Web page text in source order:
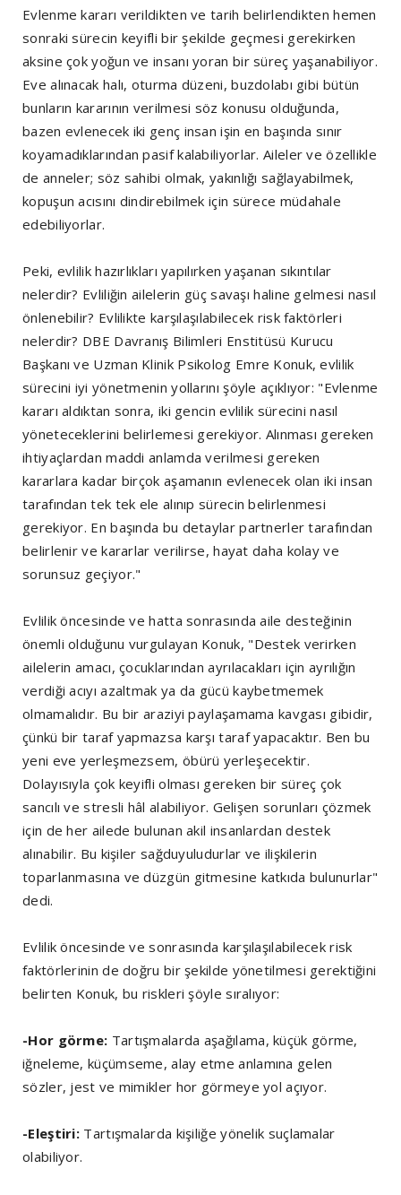
Evlenme kararı verildikten ve tarih belirlendikten hemen
sonraki sürecin keyifli bir şekilde geçmesi gerekirken
aksine çok yoğun ve insanı yoran bir süreç yaşanabiliyor.
Eve alınacak halı, oturma düzeni, buzdolabı gibi bütün
bunların kararının verilmesi söz konusu olduğunda,
bazen evlenecek iki genç insan işin en başında sınır
koyamadıklarından pasif kalabiliyorlar. Aileler ve özellikle
de anneler; söz sahibi olmak, yakınlığı sağlayabilmek,
kopuşun acısını dindirebilmek için sürece müdahale
edebiliyorlar.
Peki, evlilik hazırlıkları yapılırken yaşanan sıkıntılar
nelerdir? Evliliğin ailelerin güç savaşı haline gelmesi nasıl
önlenebilir? Evlilikte karşılaşılabilecek risk faktörleri
nelerdir? DBE Davranış Bilimleri Enstitüsü Kurucu
Başkanı ve Uzman Klinik Psikolog Emre Konuk, evlilik
sürecini iyi yönetmenin yollarını şöyle açıklıyor: "Evlenme
kararı aldıktan sonra, iki gencin evlilik sürecini nasıl
yöneteceklerini belirlemesi gerekiyor. Alınması gereken
ihtiyaçlardan maddi anlamda verilmesi gereken
kararlara kadar birçok aşamanın evlenecek olan iki insan
tarafından tek tek ele alınıp sürecin belirlenmesi
gerekiyor. En başında bu detaylar partnerler tarafından
belirlenir ve kararlar verilirse, hayat daha kolay ve
sorunsuz geçiyor."
Evlilik öncesinde ve hatta sonrasında aile desteğinin
önemli olduğunu vurgulayan Konuk, "Destek verirken
ailelerin amacı, çocuklarından ayrılacakları için ayrılığın
verdiği acıyı azaltmak ya da gücü kaybetmemek
olmamalıdır. Bu bir araziyi paylaşamama kavgası gibidir,
çünkü bir taraf yapmazsa karşı taraf yapacaktır. Ben bu
yeni eve yerleşmezsem, öbürü yerleşecektir.
Dolayısıyla çok keyifli olması gereken bir süreç çok
sancılı ve stresli hâl alabiliyor. Gelişen sorunları çözmek
için de her ailede bulunan akil insanlardan destek
alınabilir. Bu kişiler sağduyuludurlar ve ilişkilerin
toparlanmasına ve düzgün gitmesine katkıda bulunurlar"
dedi.
Evlilik öncesinde ve sonrasında karşılaşılabilecek risk
faktörlerinin de doğru bir şekilde yönetilmesi gerektiğini
belirten Konuk, bu riskleri şöyle sıralıyor:
-Hor görme: Tartışmalarda aşağılama, küçük görme,
iğneleme, küçümseme, alay etme anlamına gelen
sözler, jest ve mimikler hor görmeye yol açıyor.
-Eleştiri: Tartışmalarda kişiliğe yönelik suçlamalar
olabiliyor.